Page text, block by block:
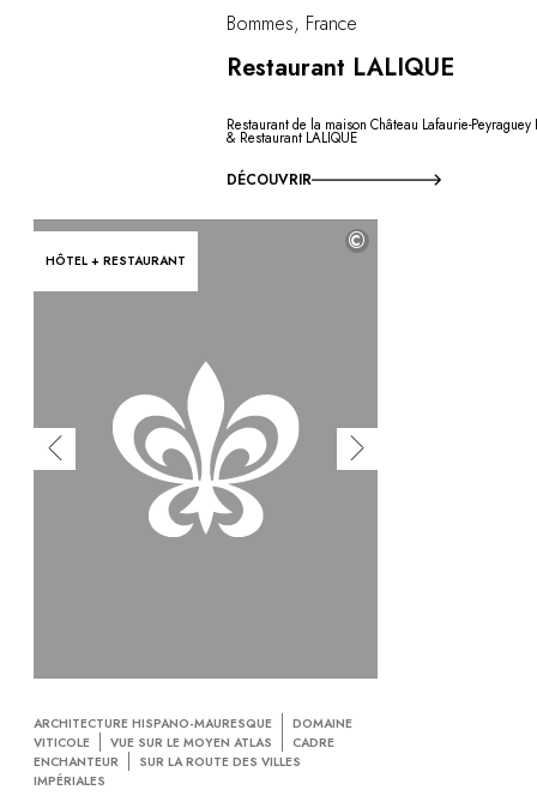
Bommes, France
Restaurant LALIQUE
Restaurant de la maison Château Lafaurie-Peyraguey
& Restaurant LALIQUE
DÉCOUVRIR
HÔTEL + RESTAURANT
©
ARCHITECTURE HISPANO-MAURESQUE
DOMAINE
VITICOLE
VUE SUR LE MOYEN ATLAS
CADRE
ENCHANTEUR
SUR LA ROUTE DES VILLES
IMPÉRIALES